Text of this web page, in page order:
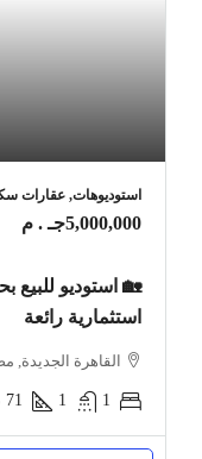
استوديوهات, عقارات
5,000,000جـ . م
🏡 استوديو
استثمارية رائعة
القاهرة الجديدة,
1
1
71